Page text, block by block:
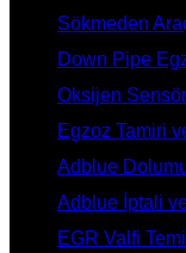
Sökmeden
Down Pipe
Oksijen
Egzoz Tamiri
Adblue
Adblue İptali
EGR Valfi